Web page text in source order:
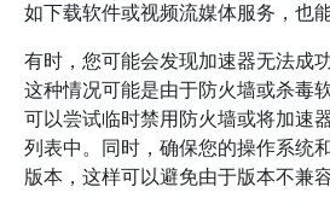
如下载软件或视频流媒体服务，也
有时，您可能会发现加速器无法成
这种情况可能是由于防火墙或杀毒
可以尝试临时禁用防火墙或将加速
列表中。同时，确保您的操作系统
版本，这样可以避免由于版本不兼